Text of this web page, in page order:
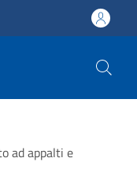
ad appalti e